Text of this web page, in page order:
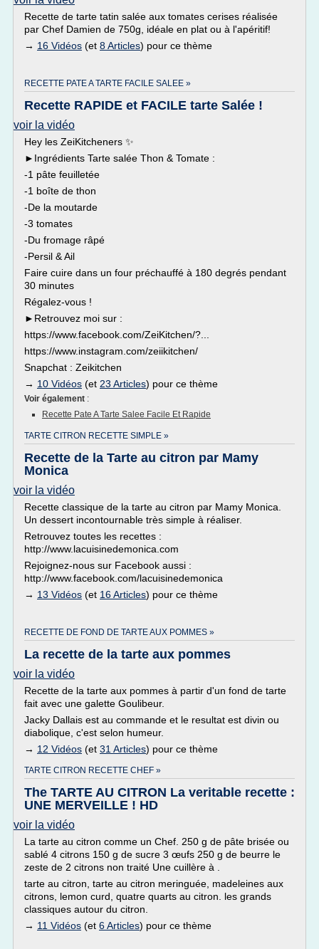
Recette de tarte tatin salée aux tomates cerises réalisée
par Chef Damien de 750g, idéale en plat ou à l'apéritif!
→ 16 Vidéos (et 8 Articles) pour ce thème
RECETTE PATE A TARTE FACILE SALEE »
Recette RAPIDE et FACILE tarte Salée !
voir la vidéo
Hey les ZeiKitcheners ✨
►Ingrédients Tarte salée Thon & Tomate :
-1 pâte feuilletée
-1 boîte de thon
-De la moutarde
-3 tomates
-Du fromage râpé
-Persil & Ail
Faire cuire dans un four préchauffé à 180 degrés pendant
30 minutes
Régalez-vous !
►Retrouvez moi sur :
https://www.facebook.com/ZeiKitchen/?...
https://www.instagram.com/zeiikitchen/
Snapchat : Zeikitchen
→ 10 Vidéos (et 23 Articles) pour ce thème
Voir également :
Recette Pate A Tarte Salee Facile Et Rapide
TARTE CITRON RECETTE SIMPLE »
Recette de la Tarte au citron par Mamy
Monica
voir la vidéo
Recette classique de la tarte au citron par Mamy Monica.
Un dessert incontournable très simple à réaliser.
Retrouvez toutes les recettes :
http://www.lacuisinedemonica.com
Rejoignez-nous sur Facebook aussi :
http://www.facebook.com/lacuisinedemonica
→ 13 Vidéos (et 16 Articles) pour ce thème
RECETTE DE FOND DE TARTE AUX POMMES »
La recette de la tarte aux pommes
voir la vidéo
Recette de la tarte aux pommes à partir d'un fond de tarte
fait avec une galette Goulibeur.
Jacky Dallais est au commande et le resultat est divin ou
diabolique, c'est selon humeur.
→ 12 Vidéos (et 31 Articles) pour ce thème
TARTE CITRON RECETTE CHEF »
The TARTE AU CITRON La veritable recette :
UNE MERVEILLE ! HD
voir la vidéo
La tarte au citron comme un Chef. 250 g de pâte brisée ou
sablé 4 citrons 150 g de sucre 3 œufs 250 g de beurre le
zeste de 2 citrons non traité Une cuillère à .
tarte au citron, tarte au citron meringuée, madeleines aux
citrons, lemon curd, quatre quarts au citron. les grands
classiques autour du citron.
→ 11 Vidéos (et 6 Articles) pour ce thème